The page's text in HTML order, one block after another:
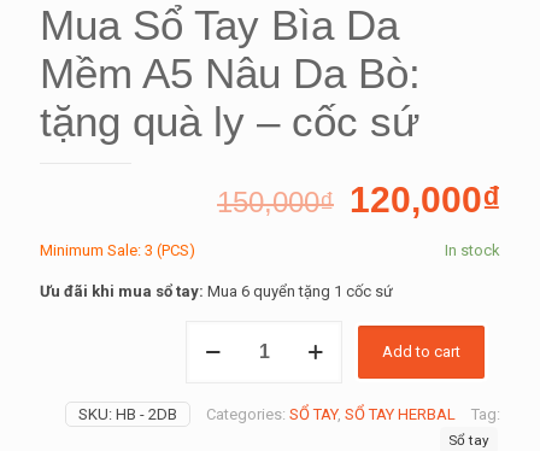
Mua Sổ Tay Bìa Da
Mềm A5 Nâu Da Bò:
tặng quà ly – cốc sứ
150,000₫ 120,000₫
Minimum Sale: 3 (PCS)
Ưu đãi khi mua sổ tay: Mua 6 quyển tặng 1 cốc sứ
In stock
Bìa
Da
Add to cart
SKU: HB - 2DB Categories: SỔ TAY, SỔ TAY HERBAL Tag:
Sổ tay